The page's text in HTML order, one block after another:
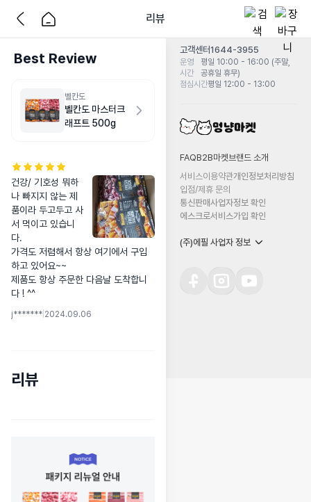
리뷰
Best Review
벨칸도
벨칸도 마스터크
래프트 500g
건강/ 기호성 뭐하
나 빠지지 않는 제
품이라 두고두고 사
서 먹이고 있습니
다.
가격도 저렴해서 항상 여기에서 구입
하고 있어요~~
제품도 항상 주문한 다음날 도착합니
다 ! ^^
j******* 2024.09.06
리뷰
고객센터1644-3955
운영
시간
평일 10:00 - 16:00 (주말,
공휴일 휴무)
점심시간평일 12:00 - 13:00
FAQB2B마켓 브랜드 소개
서비스이용약관개인정보처리방침
입점/제휴 문의
통신판매사업자정보 확인
에스크로서비스가입 확인
(주)에필 사업자 정보